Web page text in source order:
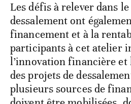
Les défis à relever dans
dessalement ont
financement et à la
participants à cet atelier
l’innovation financière
des projets de
plusieurs sources de